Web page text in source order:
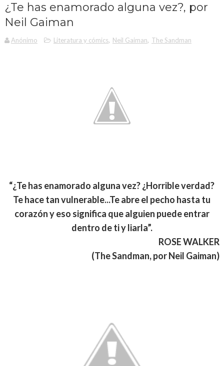
¿Te has enamorado alguna vez?, por
Neil Gaiman
Anónimo Literatura y cómics, Neil Gaiman, The Sandman
“¿Te has enamorado alguna vez? ¿Horrible verdad?
Te hace tan vulnerable...Te abre el pecho hasta tu
corazón y eso significa que alguien puede entrar
dentro de ti y liarla”.
ROSE WALKER
(The Sandman, por Neil Gaiman)